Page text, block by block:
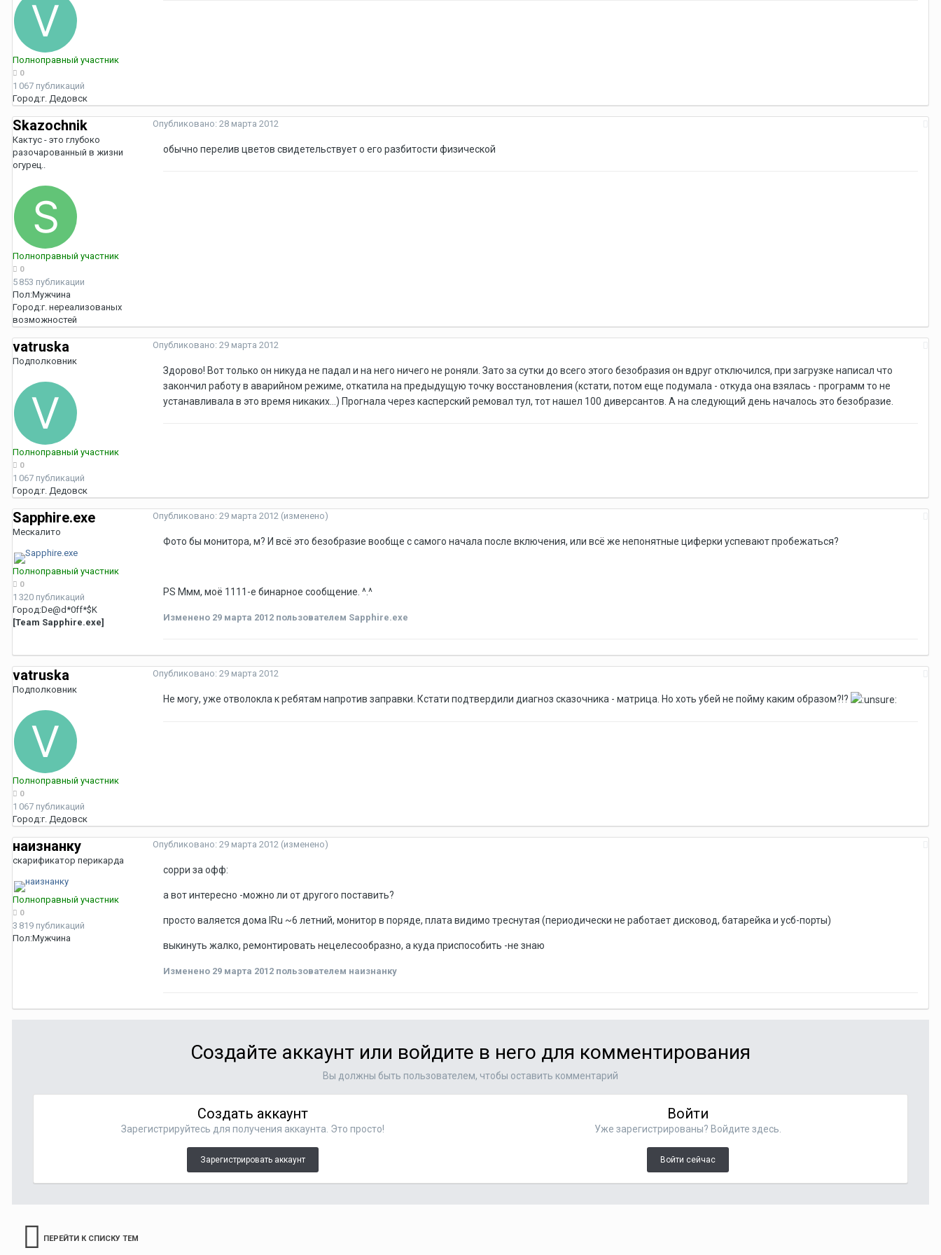
Полноправный участник
0
1 067 публикаций
Город:г. Дедовск
Skazochnik
Кактус - это глубоко
разочарованный в жизни
огурец..
Полноправный участник
0
5 853 публикации
Пол:Мужчина
Город:г. нереализованых
возможностей
Опубликовано: 28 марта 2012
обычно перелив цветов свидетельствует о его разбитости физической
vatruska
Подполковник
Полноправный участник
0
1 067 публикаций
Город:г. Дедовск
Опубликовано: 29 марта 2012
Здорово! Вот только он никуда не падал и на него ничего не роняли. Зато за сутки до всего этого безобразия он вдруг отключился, при загрузке написал что
закончил работу в аварийном режиме, откатила на предыдущую точку восстановления (кстати, потом еще подумала - откуда она взялась - программ то не
устанавливала в это время никаких...) Прогнала через касперский ремовал тул, тот нашел 100 диверсантов. А на следующий день началось это безобразие.
Sapphire.exe
Мескалито
Полноправный участник
0
1 320 публикаций
Город:De@d*0ff*$K
[Team Sapphire.exe]
Опубликовано: 29 марта 2012 (изменено)
Фото бы монитора, м? И всё это безобразие вообще с самого начала после включения, или всё же непонятные циферки успевают пробежаться?
PS Ммм, моё 1111-е бинарное сообщение. ^.^
Изменено 29 марта 2012 пользователем Sapphire.exe
vatruska
Подполковник
Полноправный участник
0
1 067 публикаций
Город:г. Дедовск
Опубликовано: 29 марта 2012
Не могу, уже отволокла к ребятам напротив заправки. Кстати подтвердили диагноз сказочника - матрица. Но хоть убей не пойму каким образом?!?
наизнанку
скарификатор перикарда
Полноправный участник
0
3 819 публикаций
Пол:Мужчина
Опубликовано: 29 марта 2012 (изменено)
сорри за офф:
а вот интересно -можно ли от другого поставить?
просто валяется дома IRu ~6 летний, монитор в поряде, плата видимо треснутая (периодически не работает дисковод, батарейка и усб-порты)
выкинуть жалко, ремонтировать нецелесообразно, а куда приспособить -не знаю
Изменено 29 марта 2012 пользователем наизнанку
Создайте аккаунт или войдите в него для комментирования
Вы должны быть пользователем, чтобы оставить комментарий
Создать аккаунт
Зарегистрируйтесь для получения аккаунта. Это просто!
Зарегистрировать аккаунт
Войти
Уже зарегистрированы? Войдите здесь.
Войти сейчас
ПЕРЕЙТИ К СПИСКУ ТЕМ